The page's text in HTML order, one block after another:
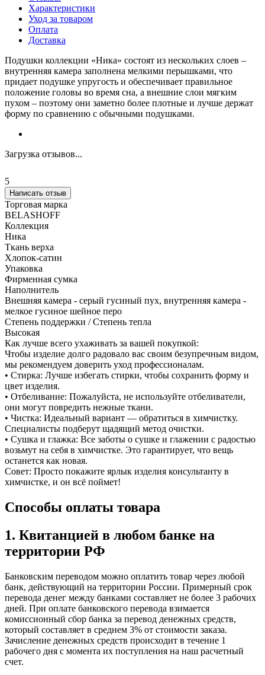
Характеристики
Уход за товаром
Оплата
Доставка
Подушки коллекции «Ника» состоят из нескольких слоев –
внутренняя камера заполнена мелкими перышками, что
придает подушке упругость и обеспечивает правильное
положение головы во время сна, а внешние слои мягким
пухом – поэтому они заметно более плотные и лучше держат
форму по сравнению с обычными подушками.
Загрузка отзывов...
5
Написать отзыв
Торговая марка
BELASHOFF
Коллекция
Ника
Ткань верха
Хлопок-сатин
Упаковка
Фирменная сумка
Наполнитель
Внешняя камера - серый гусиный пух, внутренняя камера -
мелкое гусиное шейное перо
Степень поддержки / Степень тепла
Высокая
Как лучше всего ухаживать за вашей покупкой:
Чтобы изделие долго радовало вас своим безупречным видом,
мы рекомендуем доверить уход профессионалам.
• Стирка: Лучше избегать стирки, чтобы сохранить форму и
цвет изделия.
• Отбеливание: Пожалуйста, не используйте отбеливатели,
они могут повредить нежные ткани.
• Чистка: Идеальный вариант — обратиться в химчистку.
Специалисты подберут щадящий метод очистки.
• Сушка и глажка: Все заботы о сушке и глажении с радостью
возьмут на себя в химчистке. Это гарантирует, что вещь
останется как новая.
Совет: Просто покажите ярлык изделия консультанту в
химчистке, и он всё поймет!
Способы оплаты товара
1. Квитанцией в любом банке на
территории РФ
Банковским переводом можно оплатить товар через любой
банк, действующий на территории России. Примерный срок
перевода денег между банками составляет не более 3 рабочих
дней. ​При оплате банковского перевода взимается
комиссионный сбор банка за перевод денежных средств,
который составляет в среднем 3% от стоимости заказа.
Зачисление денежных средств происходит в течение 1
рабочего дня с момента их поступления на наш расчетный
счет.